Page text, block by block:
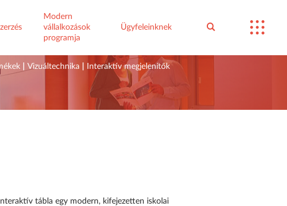
Modern
vállalkozások
programja
Ügyfeleinknek
Vizuáltechnika Interaktív megjelenítők
tábla egy modern, kifejezetten iskolai